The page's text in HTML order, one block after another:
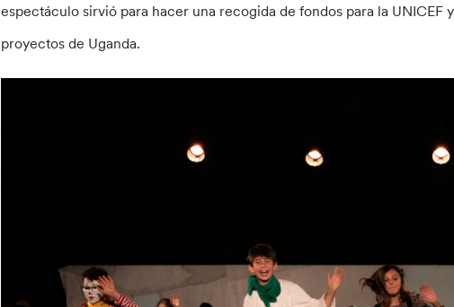
espectáculo sirvió para hacer una recogida de fondos para la UNICEF
proyectos de Uganda.